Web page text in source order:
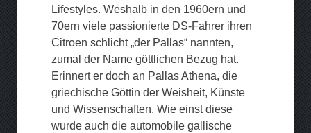
Lifestyles. Weshalb in den 1960ern und
70ern viele passionierte DS-Fahrer ihren
Citroen schlicht „der Pallas“ nannten,
zumal der Name göttlichen Bezug hat.
Erinnert er doch an Pallas Athena, die
griechische Göttin der Weisheit, Künste
und Wissenschaften. Wie einst diese
wurde auch die automobile gallische